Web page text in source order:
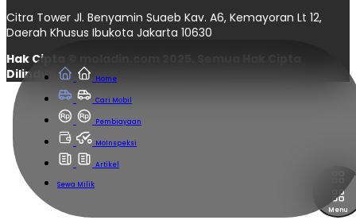
Home
Cari Mobil
Pembiayaan
MoInspeksi
Artikel
Sewa Milik
Citra Tower Jl. Benyamin Suaeb Kav. A6, Kemayoran Lt 12,
Daerah Khusus Ibukota Jakarta 10630
Hak Cipta © moladin.com 2025. Semua Hak Cipta
Dilindungi.